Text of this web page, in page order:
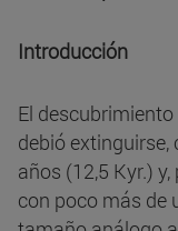
Introducción
El
debió
años (12,5 Kyr.)
con poco más de